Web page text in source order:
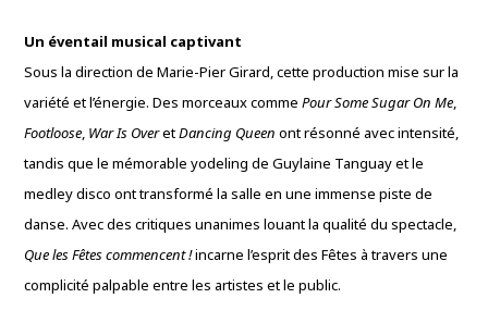
Un éventail musical captivant
Sous la direction de Marie-Pier Girard, cette production mise sur la
variété et l’énergie. Des morceaux commePour Some Sugar On Me,
Footloose, War Is OveretDancing Queen ont résonné avec intensité,
tandis que le mémorable yodeling de Guylaine Tanguay et le
medley disco ont transformé la salle en une immense piste de
danse. Avec des critiques unanimes louant la qualité du spectacle,
Que les Fêtes commencent !incarne l’esprit des Fêtes à travers une
complicité palpable entre les artistes et le public.